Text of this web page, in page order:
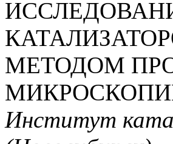
МЕТОДОМ
Институт